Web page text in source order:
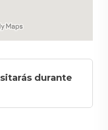
durante